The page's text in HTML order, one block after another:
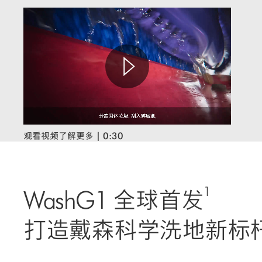
观看视频了解更多 | 0:30
WashG1 全球首发1
打造戴森科学洗地新标